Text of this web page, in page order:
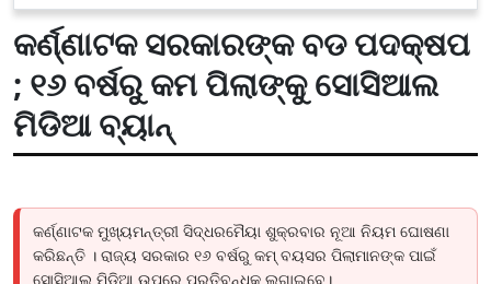
କର୍ଣ୍ଣାଟକ ସରକାରଙ୍କ ବଡ ପଦକ୍ଷପ
; ୧୬ ବର୍ଷରୁ କମ ପିଲାଙ୍କୁ ସୋସିଆଲ
ମିଡିଆ ବ୍ୟାନ୍‌
କର୍ଣ୍ଣାଟକ ମୁଖ୍ୟମନ୍ତ୍ରୀ ସିଦ୍ଧରମୈୟା ଶୁକ୍ରବାର ନୂଆ ନିୟମ ଘୋଷଣା
କରିଛନ୍ତି । ରାଜ୍ୟ ସରକାର ୧୬ ବର୍ଷରୁ କମ୍ ବୟସର ପିଲାମାନଙ୍କ ପାଇଁ
ସୋସିଆଲ ମିଡିଆ ଉପରେ ପ୍ରତିବନ୍ଧକ ଲଗାଇବେ।